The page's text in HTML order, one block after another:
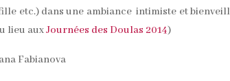
etc.) dans une ambiance intimiste et
lieu auxJournées des Doulas 2014)
Fabianova